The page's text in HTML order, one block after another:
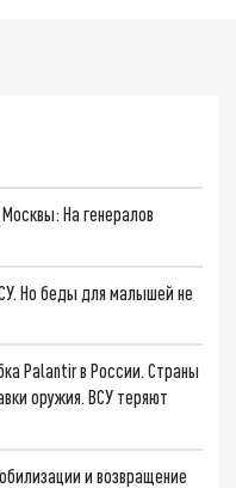
На генералов
Но беды для малышей не
Palantir в России. Страны
оружия. ВСУ теряют
и возвращение